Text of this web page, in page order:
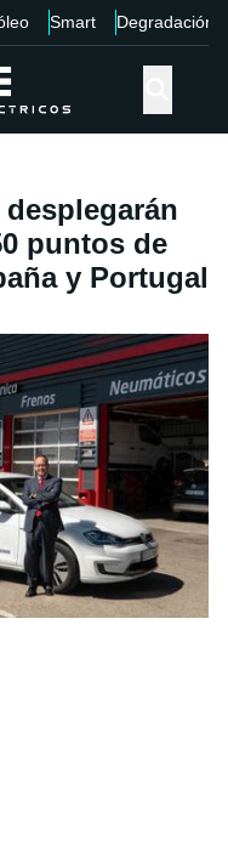
Smart Degradación
puntos de
y Portugal